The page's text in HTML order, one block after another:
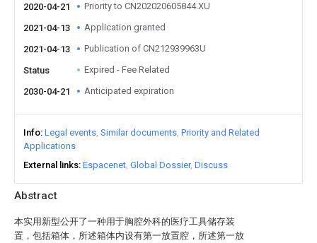
Abstract
本实用新型公开了一种用于胸腔外科的医疗工具储存装
置，包括箱体，所述箱体内设有第一放置腔，所述第一放
2020-04-21 Priority to CN202020605844.XU
2021-04-13 Application granted
2021-04-13 Publication of CN212939963U
Status Expired - Fee Related
2030-04-21 Anticipated expiration
Info Legal events Similar documents Priority and Related
Applications
External links Espacenet Global Dossier Discuss